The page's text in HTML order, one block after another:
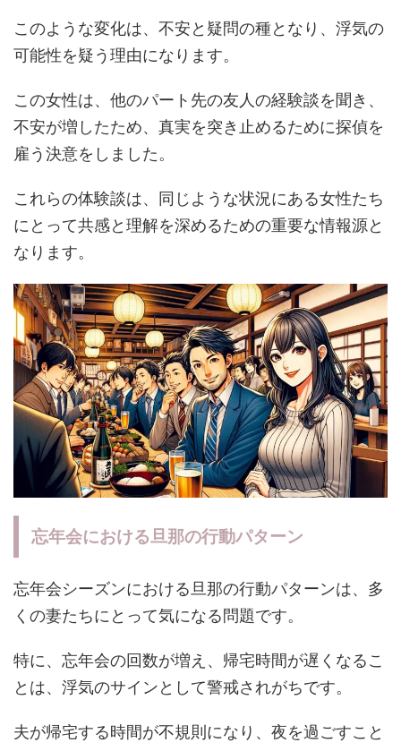
このような変化は、不安と疑問の種となり、浮気の
可能性を疑う理由になります。
この女性は、他のパート先の友人の経験談を聞き、
不安が増したため、真実を突き止めるために探偵を
雇う決意をしました。
これらの体験談は、同じような状況にある女性たち
にとって共感と理解を深めるための重要な情報源と
なります。
忘年会における旦那の行動パターン
忘年会シーズンにおける旦那の行動パターンは、多
くの妻たちにとって気になる問題です。
特に、忘年会の回数が増え、帰宅時間が遅くなるこ
とは、浮気のサインとして警戒されがちです。
夫が帰宅する時間が不規則になり、夜を過ごすこと